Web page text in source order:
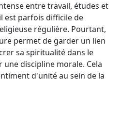
entre travail, études et
est parfois difficile de
régulière. Pourtant,
permet de garder un lien
sa spiritualité dans le
discipline morale. Cela
d'unité au sein de la